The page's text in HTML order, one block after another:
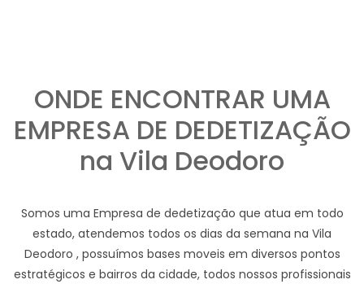
ONDE ENCONTRAR UMA
EMPRESA DE DEDETIZAÇÃO
na Vila Deodoro
Somos uma Empresa de dedetização que atua em todo
estado, atendemos todos os dias da semana na Vila
Deodoro , possuímos bases moveis em diversos pontos
estratégicos e bairros da cidade, todos nossos profissionais